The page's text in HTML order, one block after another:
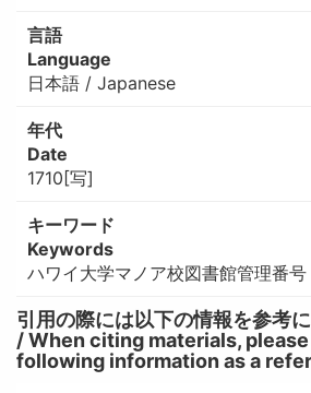
言語
Language
日本語 / Japanese
年代
Date
1710[写]
キーワード
Keywords
ハワイ大学マノア校図書館管理番
引用の際には以下の情報を参考
/ When citing materials,
following information as a